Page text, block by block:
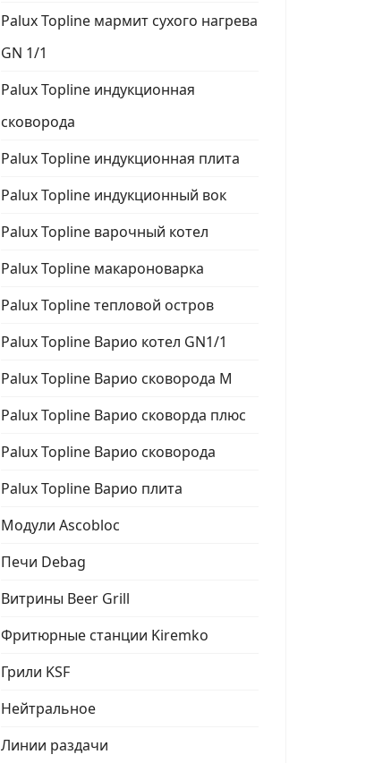
Palux Topline мармит сухого нагрева
GN 1/1
Palux Topline индукционная
сковорода
Palux Topline индукционная плита
Palux Topline индукционный вок
Palux Topline варочный котел
Palux Topline макароноварка
Palux Topline тепловой остров
Palux Topline Варио котел GN1/1
Palux Topline Варио сковорода М
Palux Topline Варио сковорда плюс
Palux Topline Варио сковорода
Palux Topline Варио плита
Модули Ascobloc
Печи Debag
Витрины Beer Grill
Фритюрные станции Kiremko
Грили KSF
Нейтральное
Линии раздачи